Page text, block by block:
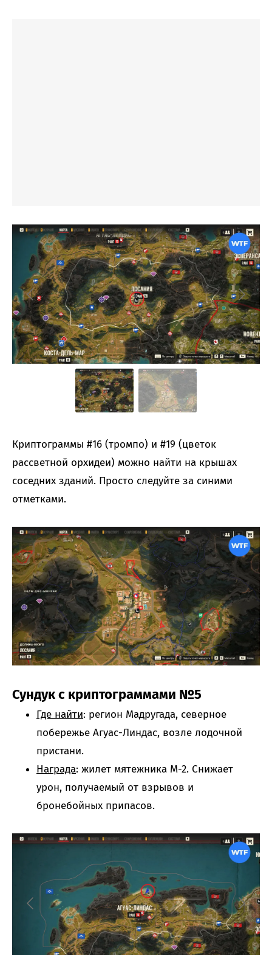
Криптограммы #16 (тромпо) и #19 (цветок
рассветной орхидеи) можно найти на крышах
соседних зданий. Просто следуйте за синими
отметками.
Сундук с криптограммами №5
Где найти: регион Мадругада, северное
побережье Агуас-Линдас, возле лодочной
пристани.
Награда: жилет мятежника М-2. Снижает
урон, получаемый от взрывов и
бронебойных припасов.